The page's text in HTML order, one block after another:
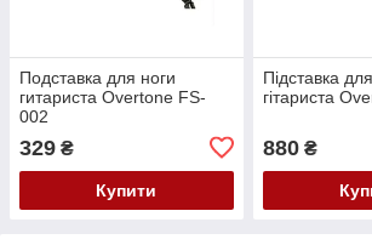
Подставка для ноги
гитариста Overtone FS-
002
329 ₴
Купити
Підставка
гітариста
880₴